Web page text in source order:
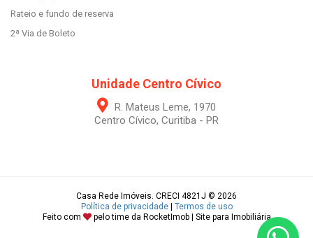
Rateio e fundo de reserva
2ª Via de Boleto
Unidade Centro Cívico
R. Mateus Leme, 1970
Centro Cívico, Curitiba - PR
Casa Rede Imóveis. CRECI 4821J © 2026
Política de privacidade| Termos de uso
Feito com
pelo time da RocketImob | Site para Imobiliária